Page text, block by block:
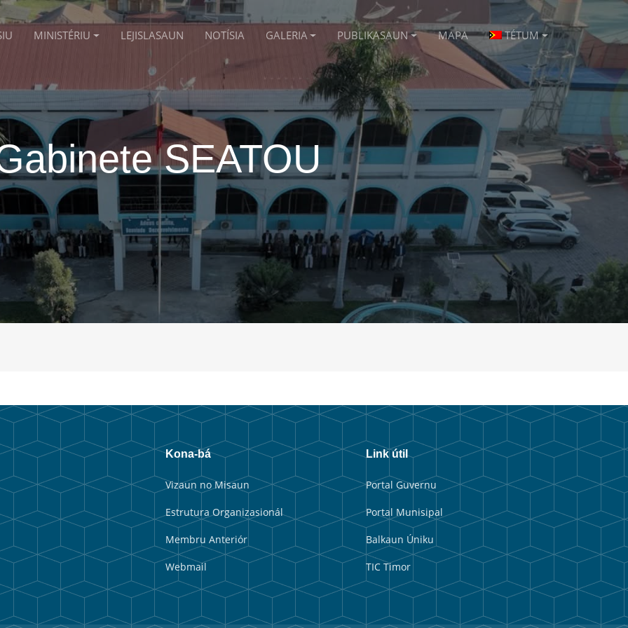
MINISTÉRIU LEJISLASAUN NOTÍSIA GALERIA PUBLIKASAUN MAPA TÉTUM
SEATOU
Kona-bá
Vizaun no Misaun
Estrutura Organizasionál
Membru Anteriór
Webmail
Link útil
Portal Guvernu
Portal Munisipal
Balkaun Úniku
TIC Timor